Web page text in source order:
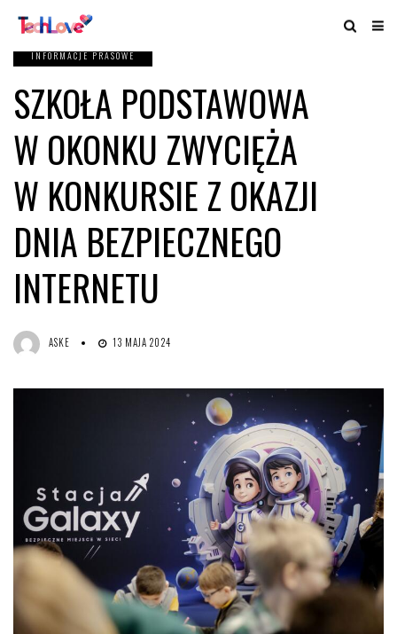
INFORMACJE PRASOWE
SZKOŁA PODSTAWOWA
W OKONKU ZWYCIĘŻA
W KONKURSIE Z OKAZJI
DNIA BEZPIECZNEGO
INTERNETU
ASKE 13 MAJA 2024